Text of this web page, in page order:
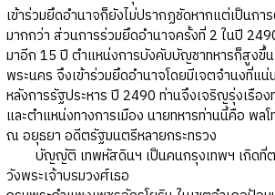
เข้าร่วมยึดอำนาจก็ยังไม่ปรากฏชัดหากแต่เป็นกา
มากกว่า ส่วนการร่วมยึดอำนาจครั้งที่ 2 ในปี
มาอีก 15 ปี ตำแหน่งการบังคับบัญชาทหารก็สูงขึ้
พระนคร จึงเข้าร่วมยึดอำนาจโดยมีเจตจำนงที่แ
หลังการรัฐประหาร ปี 2490 ท่านจึงเจริญรุ่งเรือ
และตำแหน่งทางการเมือง นายทหารท่านนี้คือ พ
ณ อยุธยา อดีตรัฐมนตรีหลายกระทรวง
บัญญัติ เทพหัสดินฯ เป็นคนกรุงเทพฯ เกิดที่ต
วังพระเจ้าบรมวงศ์เธอ